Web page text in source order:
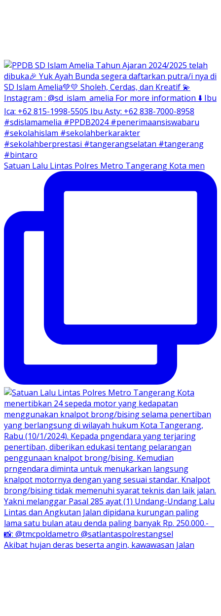
Satuan Lalu Lintas Polres Metro Tangerang Kota men
Akibat hujan deras beserta angin, kawawasan Jalan